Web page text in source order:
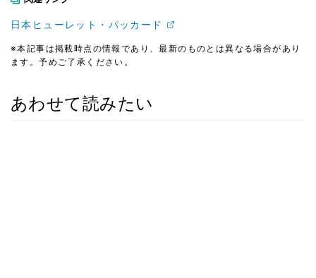
日本ヒューレット・パッカード
※本記事は掲載時点の情報であり、最新のものとは異なる場合があり
ます。予めご了承ください。
あわせて読みたい